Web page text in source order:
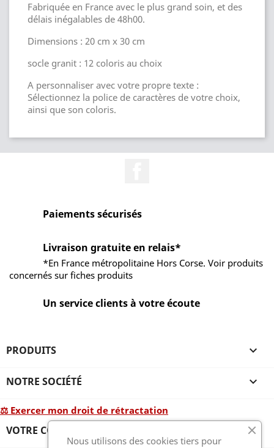
Fabriquée en France avec le plus grand soin, et des
délais inégalables de 48h00.
Dimensions : 20 cm x 30 cm
socle granit : 12 coloris au choix
A personnaliser avec votre propre texte :
Sélectionnez la police de caractères de votre choix,
ainsi que son coloris.
Paiements sécurisés
Livraison gratuite en relais*
*En France métropolitaine Hors Corse. Voir produits
concernés sur fiches produits
Un service clients à votre écoute
PRODUITS 
NOTRE SOCIÉTÉ 
⚖ Exercer mon droit de rétractation
VOTRE COMPTE 
Nous utilisons des cookies tiers pour